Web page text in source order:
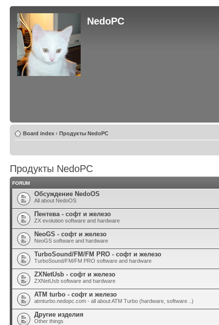
NedoPC
Board index ‹ Продукты NedoPC
Продукты NedoPC
FORUM
Обсуждение NedoOS
All about NedoOS
Пентева - софт и железо
ZX evolution software and hardware
NeoGS - софт и железо
NeoGS software and hardware
TurboSound/FM/FM PRO - софт и железо
TurboSound/FM/FM PRO software and hardware
ZXNetUsb - софт и железо
ZXNetUsb software and hardware
ATM turbo - софт и железо
atmturbo.nedopc.com - all about ATM Turbo (hardware, software ..)
Другие изделия
Other things